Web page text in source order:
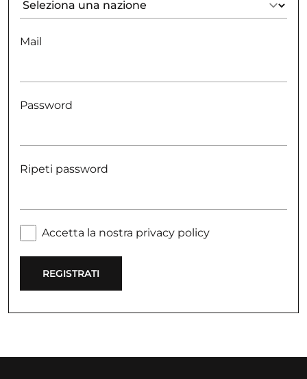
Mail
Password
Ripeti password
Accetta la nostra privacy policy
REGISTRATI